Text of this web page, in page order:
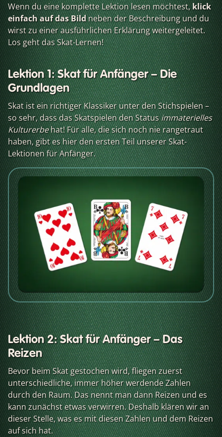
Wenn du eine komplette Lektion lesen möchtest,klick
einfach auf das Bildneben der Beschreibung und du
wirst zu einer ausführlichen Erklärung weitergeleitet.
Los geht das Skat-Lernen!
Lektion 1: Skat für Anfänger – Die
Grundlagen
Skat ist ein richtiger Klassiker unter den Stichspielen –
so sehr, dass das Skatspielen den Statusimmaterielles
Kulturerbehat! Für alle, die sich noch nie rangetraut
haben, gibt es hier den ersten Teil unserer Skat-
Lektionen für Anfänger.
Lektion 2: Skat für Anfänger – Das
Reizen
Bevor beim Skat gestochen wird, fliegen zuerst
unterschiedliche, immer höher werdende Zahlen
durch den Raum. Das nennt man dann Reizen und es
kann zunächst etwas verwirren. Deshalb klären wir an
dieser Stelle, was es mit diesen Zahlen und dem Reizen
auf sich hat.